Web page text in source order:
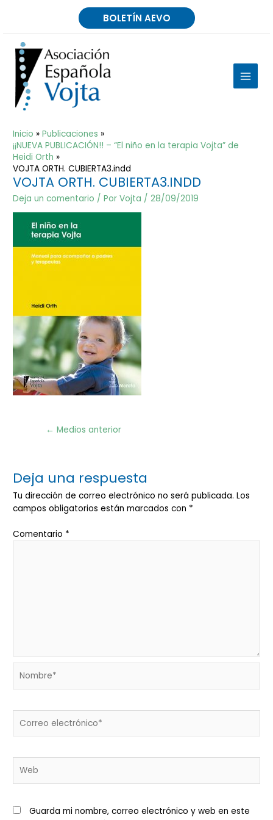
BOLETÍN AEVO
MAIN
Inicio
Publicaciones
¡¡NUEVA PUBLICACIÓN!! – “El niño en la terapia Vojta” de
Heidi Orth
VOJTA ORTH. CUBIERTA3.indd
VOJTA ORTH. CUBIERTA3.INDD
Deja un comentario / PorVojta /28/09/2019
Navegación
← Medios anterior
Deja una respuesta
Tu dirección de correo electrónico no será publicada. Los
campos obligatorios están marcados con *
Comentario *
electrónico*
Guarda mi nombre, correo electrónico y web en este